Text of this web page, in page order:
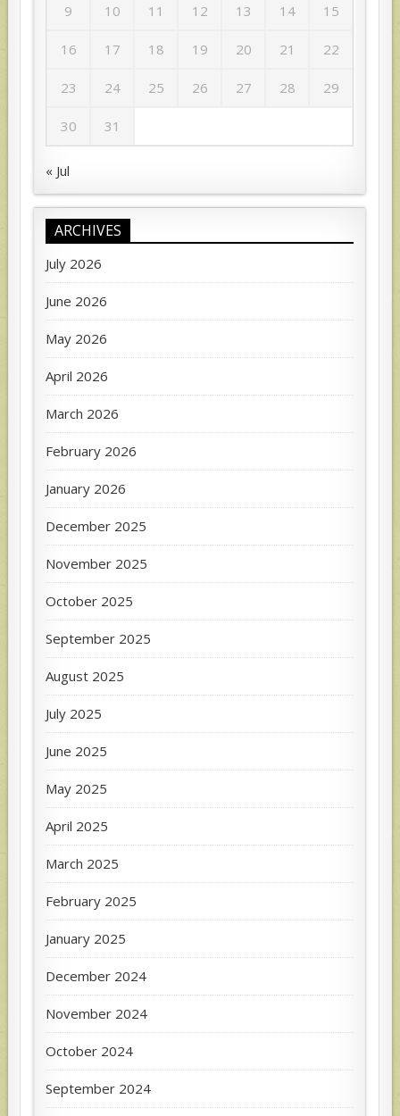
9 10 11 12 13 14 15
16 17 18 19 20 21 22
23 24 25 26 27 28 29
30 31
« Jul
ARCHIVES
July 2026
June 2026
May 2026
April 2026
March 2026
February 2026
January 2026
December 2025
November 2025
October 2025
September 2025
August 2025
July 2025
June 2025
May 2025
April 2025
March 2025
February 2025
January 2025
December 2024
November 2024
October 2024
September 2024